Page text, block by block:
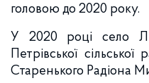
головою до 2020 року.
У 2020 році село
Петрівської
Старенького Радіона